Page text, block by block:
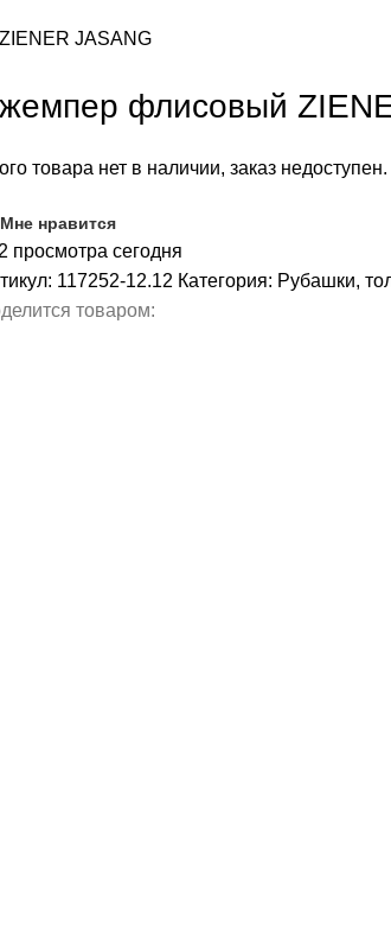
JASANG
флисовый
товара нет в наличии, заказ недоступен.
Мне нравится
просмотра сегодня
117252-12.12 Категория: Рубашки,
товаром: